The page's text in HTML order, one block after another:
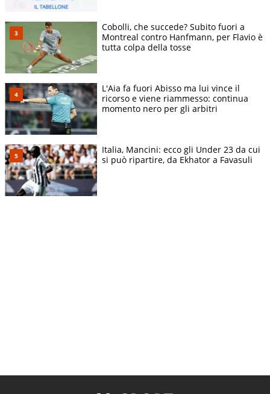
Cobolli, che succede? Subito fuori a
Montreal contro Hanfmann, per Flavio è
tutta colpa della tosse
L'Aia fa fuori Abisso ma lui vince il
ricorso e viene riammesso: continua
momento nero per gli arbitri
Italia, Mancini: ecco gli Under 23 da cui
si può ripartire, da Ekhator a Favasuli